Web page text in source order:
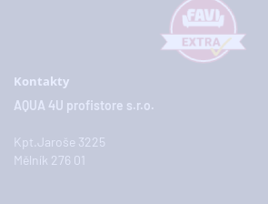
Kontakty
AQUA 4U profistore s.r.o.
Kpt.Jaroše 3225
Mělník 276 01